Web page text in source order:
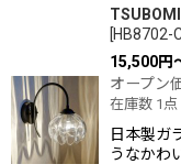
[HB8702-
15,500円
オープン
在庫数 1点
日本製ガ
うなかわ